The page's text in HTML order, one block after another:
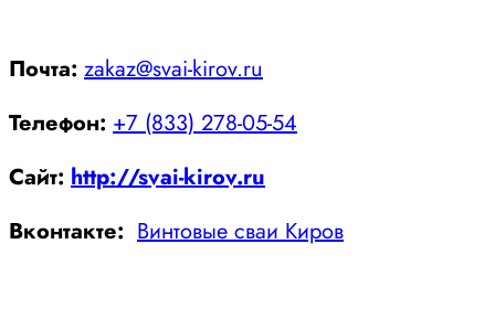
Почта: zakaz@svai-kirov.ru
Телефон: +7 (833) 278-05-54
Сайт: http://svai-kirov.ru
Вконтакте: Винтовые сваи Киров